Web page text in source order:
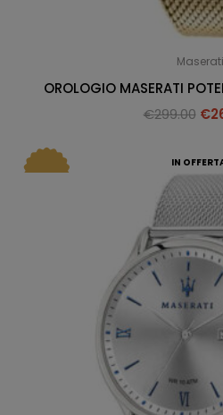
Maserati
OROLOGIO MASERATI
€299.00 €
IN